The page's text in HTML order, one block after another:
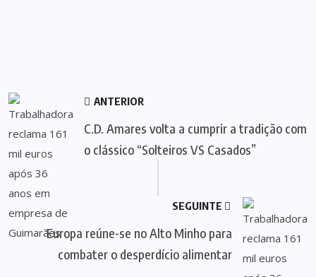
ANTERIOR
C.D. Amares volta a cumprir a tradição com
o clássico “Solteiros VS Casados”
SEGUINTE
Europa reúne-se no Alto Minho para
combater o desperdício alimentar